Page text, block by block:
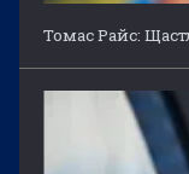
Томас Райс: